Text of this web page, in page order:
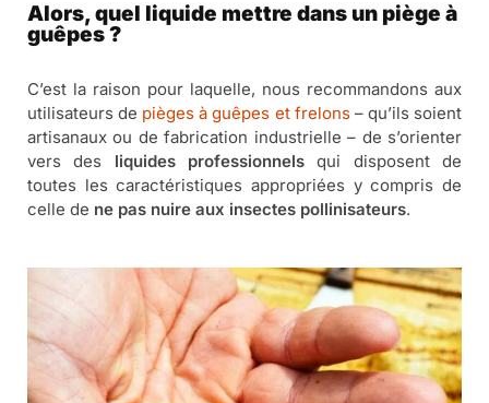
Alors, quel liquide mettre dans un piège à
guêpes ?
C’est la raison pour laquelle, nous recommandons aux
utilisateurs de pièges à guêpes et frelons– qu’ils soient
artisanaux ou de fabrication industrielle – de s’orienter
vers des liquides professionnels qui disposent de
toutes les caractéristiques appropriées y compris de
celle de ne pas nuire aux insectes pollinisateurs.